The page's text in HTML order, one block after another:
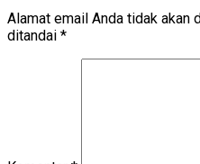
Alamat email Anda tidak akan
ditandai *